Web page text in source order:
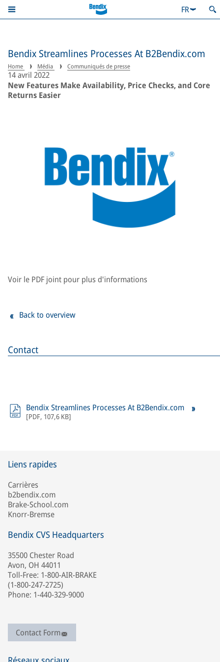
FR
Bendix Streamlines Processes At B2Bendix.com
Home Média Communiqués de presse
14 avril 2022
New Features Make Availability, Price Checks, and Core
Returns Easier
Contact
Bendix Streamlines Processes At B2Bendix.com
[PDF, 107,6 KB]
Voir le PDF joint pour plus d'informations
Back to overview
Liens rapides
Carrières
b2bendix.com
Brake-School.com
Knorr-Bremse
Bendix CVS Headquarters
35500 Chester Road
Avon, OH 44011
Toll-Free: 1-800-AIR-BRAKE
(1-800-247-2725)
Phone: 1-440-329-9000
Contact Form